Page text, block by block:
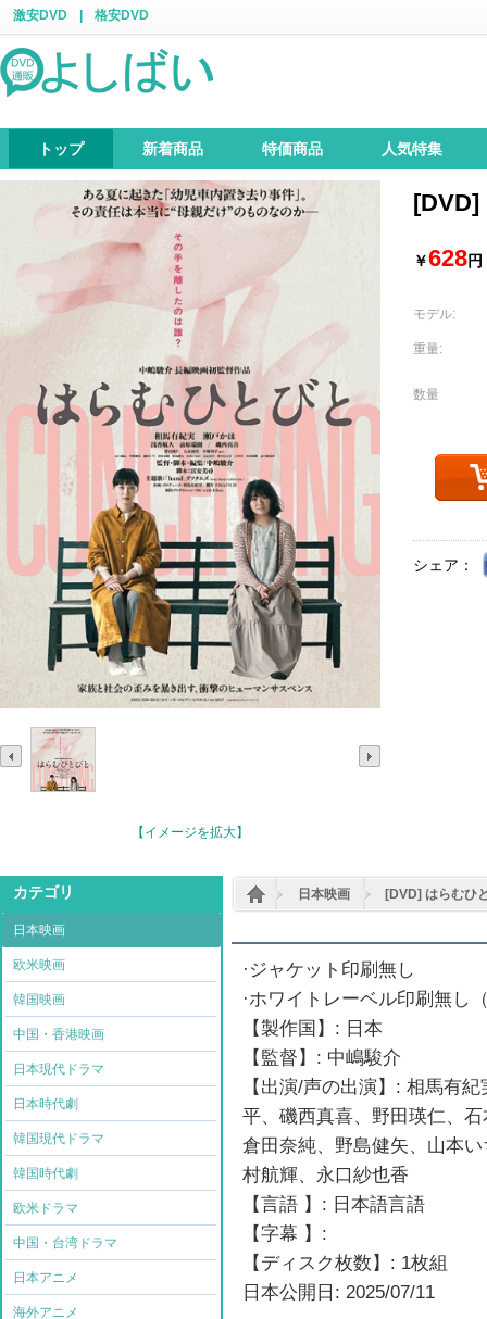
激安DVD 格安DVD
トップ 新着商品 特価商品 人気特集
【イメージを拡大】
[DVD]
￥628円
モデル:
重量:
数量
シェア：
カテゴリ
日本映画
欧米映画
韓国映画
中国・香港映画
日本現代ドラマ
日本時代劇
韓国現代ドラマ
韓国時代劇
欧米ドラマ
中国・台湾ドラマ
日本アニメ
海外アニメ
日本映画 [DVD] はらむひ
·ジャケット印刷無し
·ホワイトレーベル印刷無し
【製作国】: 日本
【監督】: 中嶋駿介
【出演/声の出演】: 相馬有
平、磯西真喜、野⽥瑛仁、
倉田奈純、野島健矢、⼭本
村航輝、永⼝紗也⾹
【言語 】: 日本語言語
【字幕 】:
【ディスク枚数】: 1枚組
日本公開日: 2025/07/11